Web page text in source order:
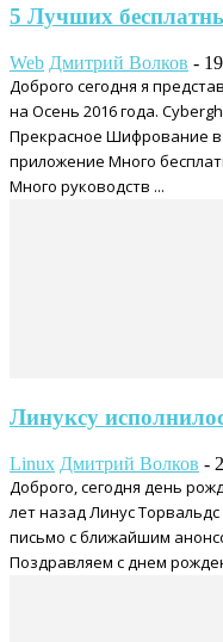
5 Лучших
Web Дмитрий Волков -
Доброго сегодня я
на Осень 2016 года.
Прекрасное Шифрование в
приложение Много
Много руководств ...
Линуксу
Linux Дмитрий Волков -
Доброго, сегодня день
лет назад Линус
письмо с ближайшим
Поздравляем с днем